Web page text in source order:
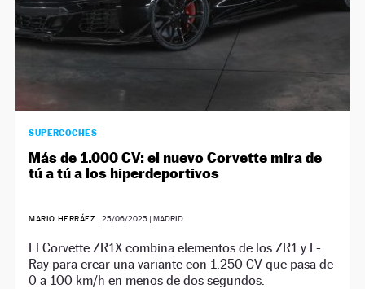
SUPERCOCHES
Más de 1.000 CV: el nuevo Corvette mira de
tú a tú a los hiperdeportivos
MARIO HERRÁEZ |25/06/2025 | MADRID
El Corvette ZR1X combina elementos de los ZR1 y E-
Ray para crear una variante con 1.250 CV que pasa de
0 a 100 km/h en menos de dos segundos.